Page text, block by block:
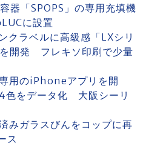
器「SPOPS」の専用充填機
に設置
ラベルに高級感「LXシリ
開発 フレキソ印刷で少量
用のiPhoneアプリを開
をデータ化 大阪シーリ
みガラスびんをコップに再
ス